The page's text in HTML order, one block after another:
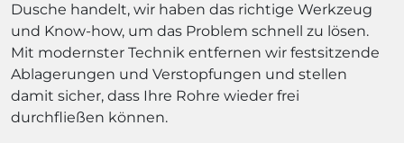
Dusche handelt, wir haben das richtige Werkzeug
und Know-how, um das Problem schnell zu lösen.
Mit modernster Technik entfernen wir festsitzende
Ablagerungen und Verstopfungen und stellen
damit sicher, dass Ihre Rohre wieder frei
durchfließen können.